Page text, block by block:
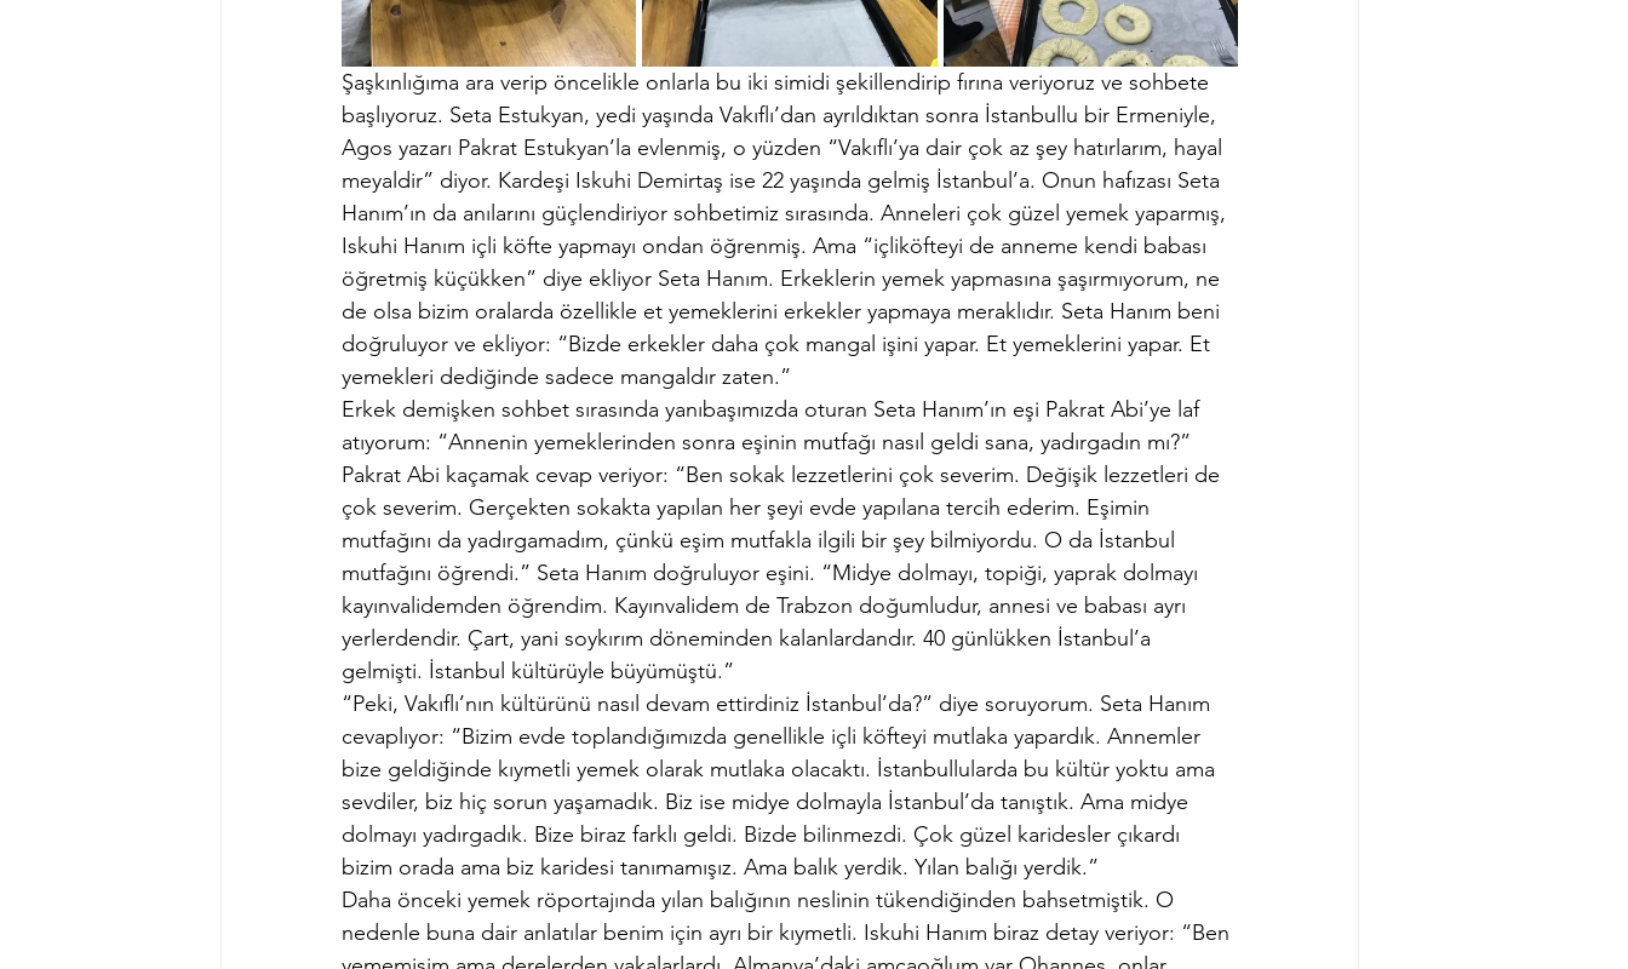
Şaşkınlığıma ara verip öncelikle onlarla bu iki simidi şekillendirip fırına veriyoruz ve sohbete
başlıyoruz. Seta Estukyan, yedi yaşında Vakıflı’dan ayrıldıktan sonra İstanbullu bir Ermeniyle,
Agos yazarı Pakrat Estukyan’la evlenmiş, o yüzden “Vakıflı’ya dair çok az şey hatırlarım, hayal
meyaldir” diyor. Kardeşi Iskuhi Demirtaş ise 22 yaşında gelmiş İstanbul’a. Onun hafızası Seta
Hanım’ın da anılarını güçlendiriyor sohbetimiz sırasında. Anneleri çok güzel yemek yaparmış,
Iskuhi Hanım içli köfte yapmayı ondan öğrenmiş. Ama “içliköfteyi de anneme kendi babası
öğretmiş küçükken” diye ekliyor Seta Hanım. Erkeklerin yemek yapmasına şaşırmıyorum, ne
de olsa bizim oralarda özellikle et yemeklerini erkekler yapmaya meraklıdır. Seta Hanım beni
doğruluyor ve ekliyor: “Bizde erkekler daha çok mangal işini yapar. Et yemeklerini yapar. Et
yemekleri dediğinde sadece mangaldır zaten.”
Erkek demişken sohbet sırasında yanıbaşımızda oturan Seta Hanım’ın eşi Pakrat Abi’ye laf
atıyorum: “Annenin yemeklerinden sonra eşinin mutfağı nasıl geldi sana, yadırgadın mı?”
Pakrat Abi kaçamak cevap veriyor: “Ben sokak lezzetlerini çok severim. Değişik lezzetleri de
çok severim. Gerçekten sokakta yapılan her şeyi evde yapılana tercih ederim. Eşimin
mutfağını da yadırgamadım, çünkü eşim mutfakla ilgili bir şey bilmiyordu. O da İstanbul
mutfağını öğrendi.” Seta Hanım doğruluyor eşini. “Midye dolmayı, topiği, yaprak dolmayı
kayınvalidemden öğrendim. Kayınvalidem de Trabzon doğumludur, annesi ve babası ayrı
yerlerdendir. Çart, yani soykırım döneminden kalanlardandır. 40 günlükken İstanbul’a
gelmişti. İstanbul kültürüyle büyümüştü.”
“Peki, Vakıflı’nın kültürünü nasıl devam ettirdiniz İstanbul’da?” diye soruyorum. Seta Hanım
cevaplıyor: “Bizim evde toplandığımızda genellikle içli köfteyi mutlaka yapardık. Annemler
bize geldiğinde kıymetli yemek olarak mutlaka olacaktı. İstanbullularda bu kültür yoktu ama
sevdiler, biz hiç sorun yaşamadık. Biz ise midye dolmayla İstanbul’da tanıştık. Ama midye
dolmayı yadırgadık. Bize biraz farklı geldi. Bizde bilinmezdi. Çok güzel karidesler çıkardı
bizim orada ama biz karidesi tanımamışız. Ama balık yerdik. Yılan balığı yerdik.”
Daha önceki yemek röportajında yılan balığının neslinin tükendiğinden bahsetmiştik. O
nedenle buna dair anlatılar benim için ayrı bir kıymetli. Iskuhi Hanım biraz detay veriyor: “Ben